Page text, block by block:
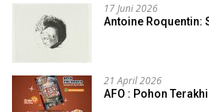
17 Juni 2026
Antoine Roquentin:
21 April 2026
AFO : Pohon